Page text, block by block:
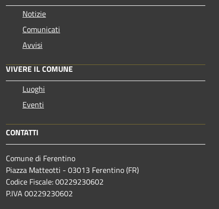
Notizie
Comunicati
Avvisi
VIVERE IL COMUNE
Luoghi
Eventi
CONTATTI
Comune di Ferentino
Piazza Matteotti - 03013 Ferentino (FR)
Codice Fiscale: 00229230602
P.IVA 00229230602